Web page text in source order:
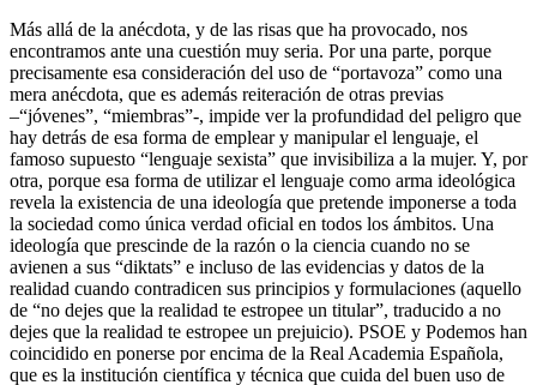
Más allá de la anécdota, y de las risas que ha provocado, nos
encontramos ante una cuestión muy seria. Por una parte, porque
precisamente esa consideración del uso de “portavoza” como una
mera anécdota, que es además reiteración de otras previas
–“jóvenes”, “miembras”-, impide ver la profundidad del peligro que
hay detrás de esa forma de emplear y manipular el lenguaje, el
famoso supuesto “lenguaje sexista” que invisibiliza a la mujer. Y, por
otra, porque esa forma de utilizar el lenguaje como arma ideológica
revela la existencia de una ideología que pretende imponerse a toda
la sociedad como única verdad oficial en todos los ámbitos. Una
ideología que prescinde de la razón o la ciencia cuando no se
avienen a sus “diktats” e incluso de las evidencias y datos de la
realidad cuando contradicen sus principios y formulaciones (aquello
de “no dejes que la realidad te estropee un titular”, traducido a no
dejes que la realidad te estropee un prejuicio). PSOE y Podemos han
coincidido en ponerse por encima de la Real Academia Española,
que es la institución científica y técnica que cuida del buen uso de